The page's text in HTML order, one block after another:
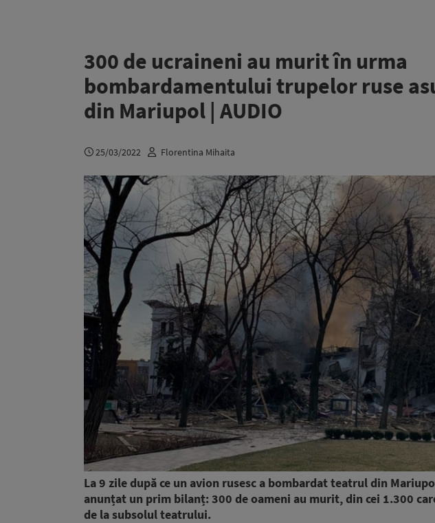
300 de ucraineni au murit în urma
bombardamentului trupelor ruse
din Mariupol | AUDIO
25/03/2022 Florentina Mihaita
La 9 zile după ce un avion rusesc a bombardat teatrul din
anunțat un prim bilanț: 300 de oameni au murit, din cei 1.300
de la subsolul teatrului.